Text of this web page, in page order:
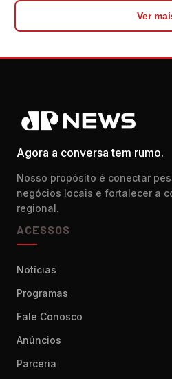
Ver
Agora a conversa tem rumo.
Nosso propósito é conectar
negócios locais e fortalecer a
regional.
ACESSOS
Notícias
Programas
Fale Conosco
Anúncios
Parceria